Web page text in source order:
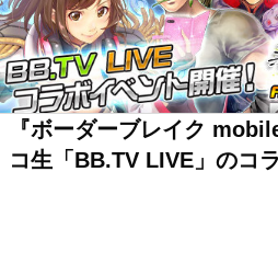
『ボーダーブレイク
コ生「BB.TV LIVE」のコ